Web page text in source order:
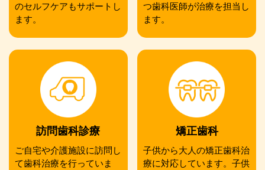
のセルフケアもサポートし
ます。
つ歯科医師が治療を担当し
ます。
訪問歯科診療
ご自宅や介護施設に訪問し
て歯科治療を行っていま
矯正歯科
子供から大人の矯正歯科治
療に対応しています。子供